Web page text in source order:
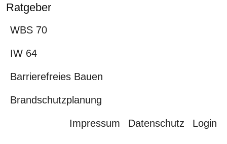
Ratgeber
WBS 70
IW 64
Barrierefreies Bauen
Brandschutzplanung
Impressum Datenschutz Login